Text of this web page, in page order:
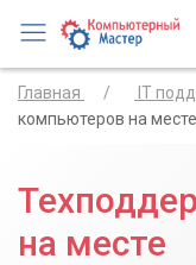
Главная IT
компьютеров на месте
на месте